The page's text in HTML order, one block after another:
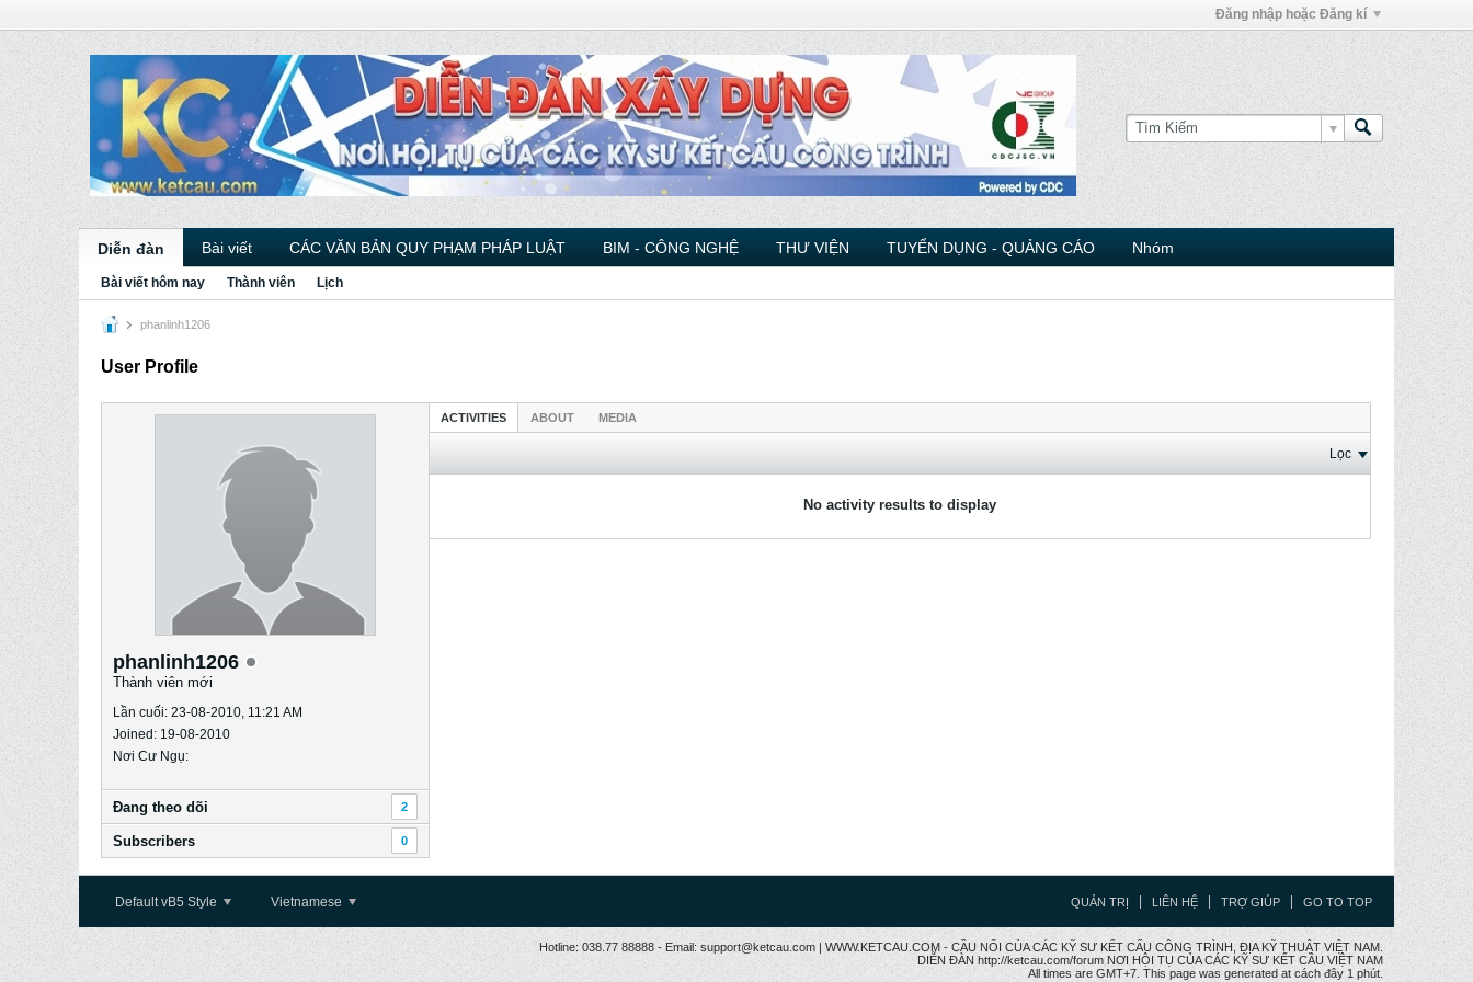
Đăng nhập hoặc Đăng kí
Diễn đàn Bài viết CÁC VĂN BẢN QUY PHẠM PHÁP LUẬT BIM - CÔNG NGHỆ THƯ VIỆN TUYỂN DỤNG - QUẢNG CÁO Nhóm
Bài viết hôm nay Thành viên Lịch
phanlinh1206
User Profile
phanlinh1206
Thành viên mới
Lần cuối: 23-08-2010, 11:21 AM
Joined: 19-08-2010
Nơi Cư Ngụ:
Ðang theo dõi 2
Subscribers 0
ACTIVITIES ABOUT MEDIA
Lọc
No activity results to display
Default vB5 Style Vietnamese QUẢN TRỊ LIÊN HỆ TRỢ GIÚP GO TO TOP
Hotline: 038.77 88888 - Email: support@ketcau.com | WWW.KETCAU.COM - CẦU NỐI CỦA CÁC KỸ SƯ KẾT CẤU CÔNG TRÌNH, ĐỊA KỸ THUẬT VIỆT NAM.
DIỄN ĐÀN http://ketcau.com/forum NƠI HỘI TỤ CỦA CÁC KỸ SƯ KẾT CÂU VIỆT NAM
All times are GMT+7. This page was generated at cách đây 1 phút.